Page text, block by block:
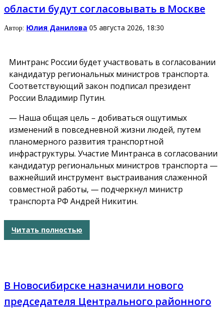
области будут согласовывать в Москве
Автор: Юлия Данилова 05 августа 2026, 18:30
Минтранс России будет участвовать в согласовании
кандидатур региональных министров транспорта.
Соответствующий закон подписал президент
России Владимир Путин.
— Наша общая цель – добиваться ощутимых
изменений в повседневной жизни людей, путем
планомерного развития транспортной
инфраструктуры. Участие Минтранса в согласовании
кандидатур региональных министров транспорта —
важнейший инструмент выстраивания слаженной
совместной работы, — подчеркнул министр
транспорта РФ Андрей Никитин.
Читать полностью
В Новосибирске назначили нового
председателя Центрального районного